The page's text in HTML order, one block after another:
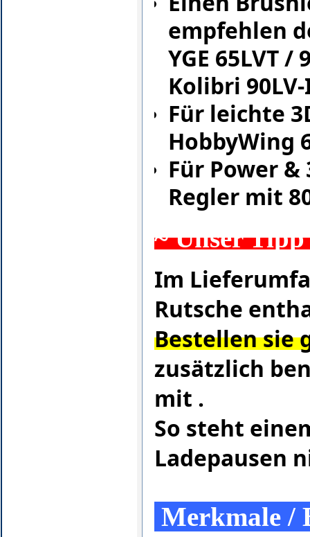
empfehlen
YGE 65LVT
Kolibri
Für leichte
HobbyWing
Für Power
Regler mit
~ Unser Tipp
Im
Rutsche
Bestellen sie
zusätzlich
mit .
So steht
Ladepausen
Merkmale /